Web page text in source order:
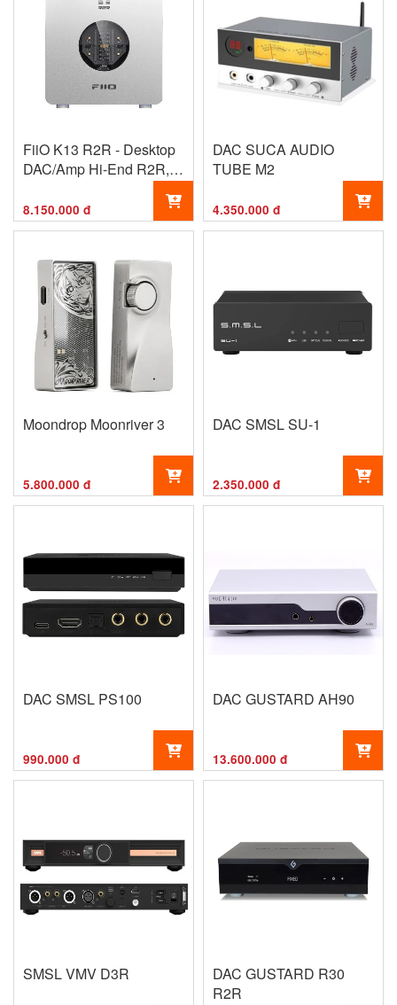
FiiO K13 R2R - Desktop
DAC/Amp Hi-End R2R,
Balanced 4.4mm & XLR
8.150.000 đ
DAC SUCA AUDIO
TUBE M2
4.350.000 đ
Moondrop Moonriver 3
5.800.000 đ
DAC SMSL SU-1
2.350.000 đ
DAC SMSL PS100
990.000 đ
DAC GUSTARD AH90
13.600.000 đ
SMSL VMV D3R
DAC GUSTARD R30
R2R